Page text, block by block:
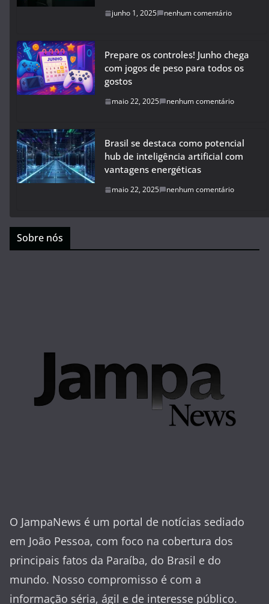
junho 1, 2025 nenhum comentário
Prepare os controles! Junho chega
com jogos de peso para todos os
gostos
maio 22, 2025 nenhum comentário
Brasil se destaca como potencial
hub de inteligência artificial com
vantagens energéticas
maio 22, 2025 nenhum comentário
Sobre nós
O JampaNews é um portal de notícias sediado
em João Pessoa, com foco na cobertura dos
principais fatos da Paraíba, do Brasil e do
mundo. Nosso compromisso é com a
informação séria, ágil e de interesse público.